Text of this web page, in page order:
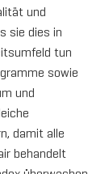
und
sie dies in
tun
sowie
und
damit alle
behandelt